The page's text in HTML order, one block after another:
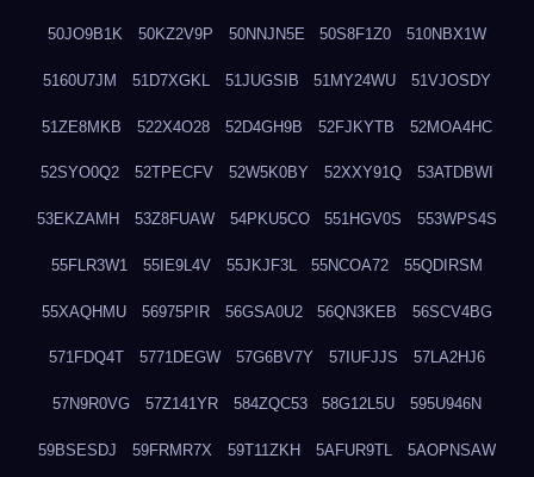
50JO9B1K 50KZ2V9P 50NNJN5E 50S8F1Z0 510NBX1W
5160U7JM 51D7XGKL 51JUGSIB 51MY24WU 51VJOSDY
51ZE8MKB 522X4O28 52D4GH9B 52FJKYTB 52MOA4HC
52SYO0Q2 52TPECFV 52W5K0BY 52XXY91Q 53ATDBWI
53EKZAMH 53Z8FUAW 54PKU5CO 551HGV0S 553WPS4S
55FLR3W1 55IE9L4V 55JKJF3L 55NCOA72 55QDIRSM
55XAQHMU 56975PIR 56GSA0U2 56QN3KEB 56SCV4BG
571FDQ4T 5771DEGW 57G6BV7Y 57IUFJJS 57LA2HJ6
57N9R0VG 57Z141YR 584ZQC53 58G12L5U 595U946N
59BSESDJ 59FRMR7X 59T11ZKH 5AFUR9TL 5AOPNSAW